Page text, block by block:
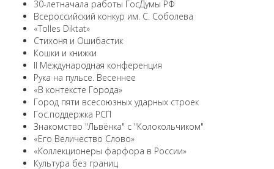
30-летначала работы ГосДумы РФ
Всероссийский конкур им. С. Соболева
«Tolles Diktat»
Стихоня и Ошибастик
Кошки и книжки
II Международная конференция
Рука на пульсе. Весеннее
«В контексте Города»
Город пяти всесоюзных ударных строек
Гос.поддержка РСП
Знакомство "Львёнка" с "Колокольчиком"
«Его Величество Слово»
«Коллекционеры фарфора в России»
Культура без границ